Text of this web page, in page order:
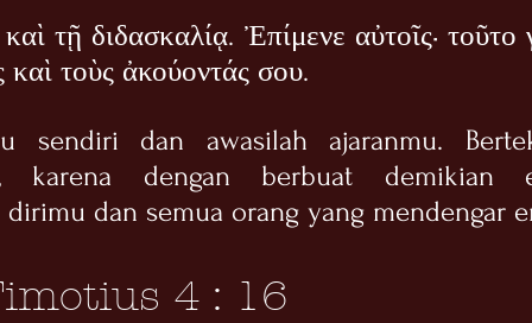
τῇ διδασκαλίᾳ. Ἐπίμενε αὐτοῖς• τοῦτο
καὶ τοὺς ἀκούοντάς σου.
sendiri dan awasilah ajaranmu.
karena dengan berbuat demikian
dan semua orang yang mendengar
4 : 16